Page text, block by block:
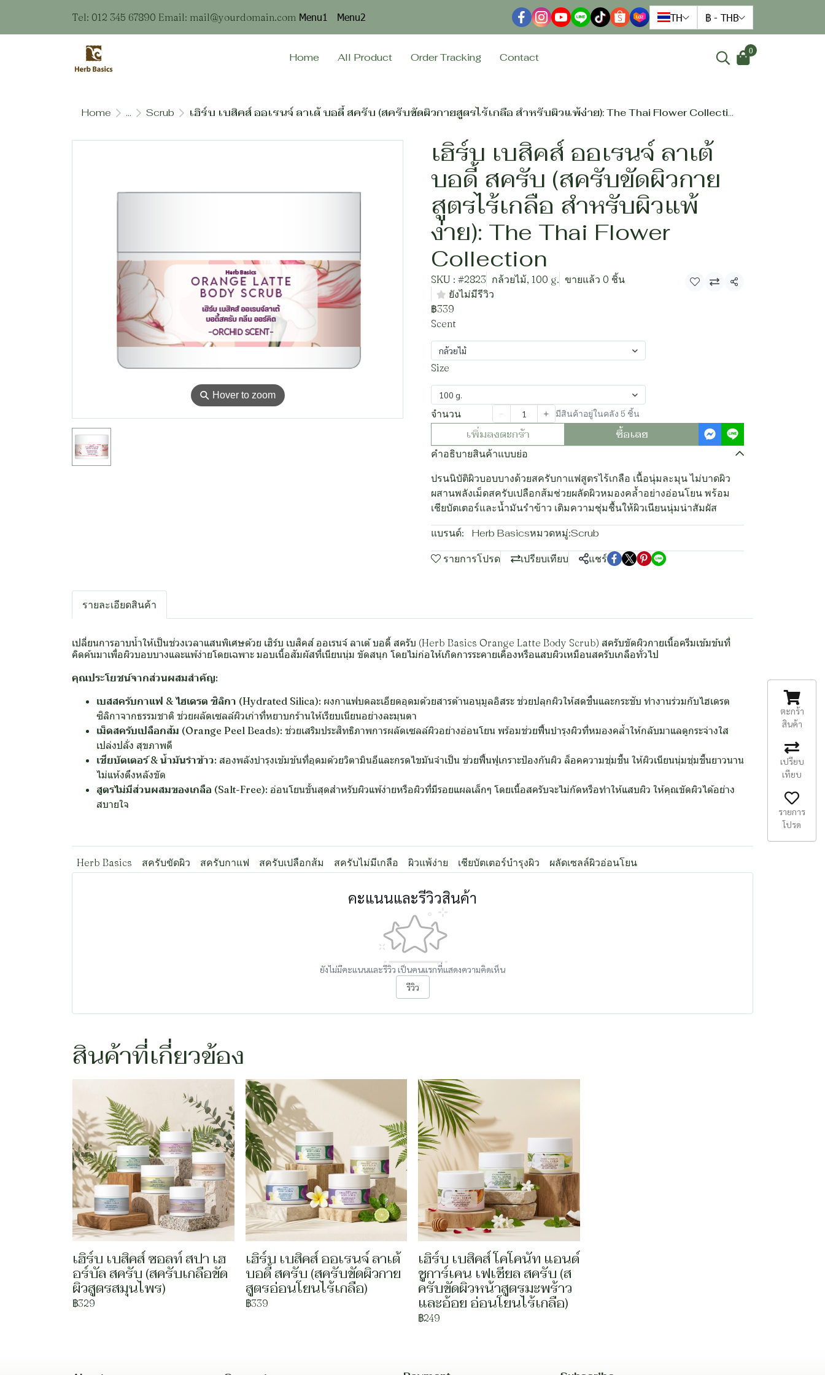
Tel: 012 345 67890 Email: mail@yourdomain.com Menu1 Menu2 TH ฿ - THB
Home All Product Order Tracking Contact
0
Home ... Scrub เฮิร์บ เบสิคส์ ออเรนจ์ ลาเต้ บอดี้ สครับ (สครับขัดผิวกายสูตรไร้เกลือ สำหรับผิวแพ้ง่าย): The Thai Flower Collection
⚲ Hover to zoom
เฮิร์บ เบสิคส์ ออเรนจ์ ลาเต้
บอดี้ สครับ (สครับขัดผิวกาย
สูตรไร้เกลือ สำหรับผิวแพ้
ง่าย): The Thai Flower
Collection
SKU : #2823 กล้วยไม้, 100 g. ขายแล้ว 0 ชิ้น
ยังไม่มีรีวิว
แชร์
฿339
Scent
กล้วยไม้
Size
100 g.
จำนวน มีสินค้าอยู่ในคลัง 5 ชิ้น
เพิ่มลงตะกร้า ซื้อเลย
คำอธิบายสินค้าแบบย่อ
ปรนนิบัติผิวบอบบางด้วยสครับกาแฟสูตรไร้เกลือ เนื้อนุ่มละมุน ไม่บาดผิว
ผสานพลังเม็ดสครับเปลือกส้มช่วยผลัดผิวหมองคล้ำอย่างอ่อนโยน พร้อม
เชียบัตเตอร์และน้ำมันรำข้าว เติมความชุ่มชื้นให้ผิวเนียนนุ่มน่าสัมผัส
แบรนด์: Herb Basicsหมวดหมู่:Scrub
รายการโปรด เปรียบเทียบ แชร์
รายละเอียดสินค้า
เปลี่ยนการอาบน้ำให้เป็นช่วงเวลาแสนพิเศษด้วย เฮิร์บ เบสิคส์ ออเรนจ์ ลาเต้ บอดี้ สครับ (Herb Basics Orange Latte Body Scrub) สครับขัดผิวกายเนื้อครีมเข้มข้นที่
คิดค้นมาเพื่อผิวบอบบางและแพ้ง่ายโดยเฉพาะ มอบเนื้อสัมผัสที่เนียนนุ่ม ขัดสนุก โดยไม่ก่อให้เกิดการระคายเคืองหรือแสบผิวเหมือนสครับเกลือทั่วไป
คุณประโยชน์จากส่วนผสมสำคัญ:
เบสสครับกาแฟ & ไฮเดรต ซิลิกา (Hydrated Silica): ผงกาแฟบดละเอียดอุดมด้วยสารต้านอนุมูลอิสระ ช่วยปลุกผิวให้สดชื่นและกระชับ ทำงานร่วมกับไฮเดรต
ซิลิกาจากธรรมชาติ ช่วยผลัดเซลล์ผิวเก่าที่หยาบกร้านให้เรียบเนียนอย่างละมุนตา
เม็ดสครับเปลือกส้ม (Orange Peel Beads): ช่วยเสริมประสิทธิภาพการผลัดเซลล์ผิวอย่างอ่อนโยน พร้อมช่วยฟื้นบำรุงผิวที่หมองคล้ำให้กลับมาแลดูกระจ่างใส
เปล่งปลั่ง สุขภาพดี
เชียบัตเตอร์ & น้ำมันรำข้าว: สองพลังบำรุงเข้มข้นที่อุดมด้วยวิตามินอีและกรดไขมันจำเป็น ช่วยฟื้นฟูเกราะป้องกันผิว ล็อคความชุ่มชื้น ให้ผิวเนียนนุ่มชุ่มชื้นยาวนาน
ไม่แห้งตึงหลังขัด
สูตรไม่มีส่วนผสมของเกลือ (Salt-Free): อ่อนโยนขั้นสุดสำหรับผิวแพ้ง่ายหรือผิวที่มีรอยแผลเล็กๆ โดยเนื้อสครับจะไม่กัดหรือทำให้แสบผิว ให้คุณขัดผิวได้อย่าง
สบายใจ
Herb Basics สครับขัดผิว สครับกาแฟ สครับเปลือกส้ม สครับไม่มีเกลือ ผิวแพ้ง่าย เชียบัตเตอร์บำรุงผิว ผลัดเซลล์ผิวอ่อนโยน
คะแนนและรีวิวสินค้า
ยังไม่มีคะแนนและรีวิว เป็นคนแรกที่แสดงความคิดเห็น
รีวิว
สินค้าที่เกี่ยวข้อง
เฮิร์บ เบสิคส์ ซอลท์ สปา เฮ
อร์บัล สครับ (สครับเกลือขัด
ผิวสูตรสมุนไพร)
฿329
เฮิร์บ เบสิคส์ ออเรนจ์ ลาเต้
บอดี้ สครับ (สครับขัดผิวกาย
สูตรอ่อนโยนไร้เกลือ)
฿339
เฮิร์บ เบสิคส์ โคโคนัท แอนด์
ชูการ์เคน เฟเชียล สครับ (ส
ครับขัดผิวหน้าสูตรมะพร้าว
และอ้อย อ่อนโยนไร้เกลือ)
฿249
ตะกร้า
สินค้า
เปรียบ
เทียบ
รายการ
โปรด